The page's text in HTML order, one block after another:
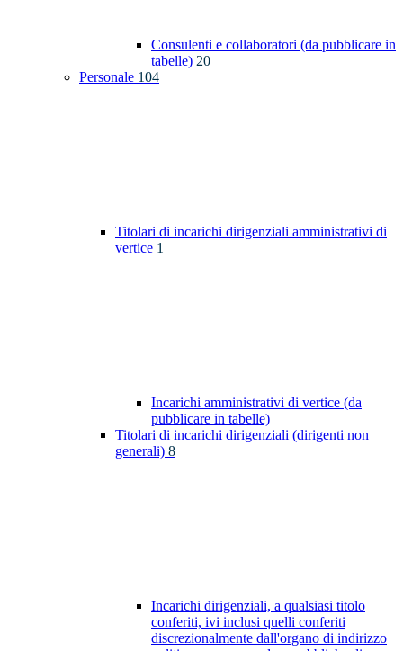
Consulenti e collaboratori (da pubblicare in
tabelle) 20
Personale 104
Titolari di incarichi dirigenziali amministrativi di
vertice 1
Incarichi amministrativi di vertice (da
pubblicare in tabelle)
Titolari di incarichi dirigenziali (dirigenti non
generali) 8
Incarichi dirigenziali, a qualsiasi titolo
conferiti, ivi inclusi quelli conferiti
discrezionalmente dall'organo di indirizzo